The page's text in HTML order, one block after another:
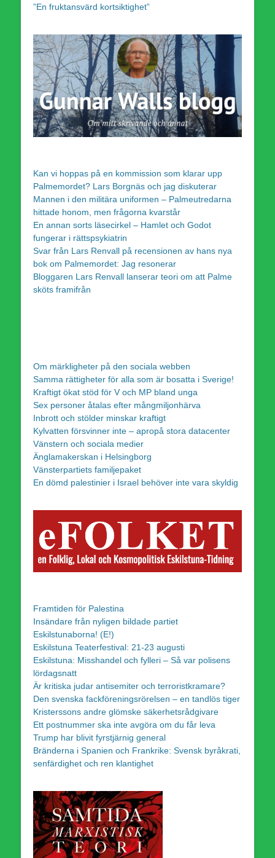
”En fruktansvärd kortsiktighet”
Kan vi hoppas på en kommission som klarar upp
Palmemordet? Lars Borgnäs och jag diskuterar
Mannen i den militära uniformen – Palmeutredarna
hittade honom, men frågorna kvarstår
En annan sorts läsecirkel – Hamlet och Godot
fungerar i rättspsykiatrin
Svar från Lars Renvall på recensionen av hans nya
bok om Palmemordet: Jag resonerar
Bloggaren Lars Renvall lanserar teori om att Palme
sköts framifrån
Om märkligheter på den sociala webben
Samma rättigheter för alla som är bosatta i Sverige!
Kraftigt ökat stöd för V och MP bland unga
Sex personer åtalas efter mångmiljonhärva
Inbrott och stölder minskar kraftigt
Kylvatten försvinner inte – apropå stora datacenter
Vänstern och sociala medier
Änglamakerskan i Helsingborg
Vänsterpartiets familjepaket
En dömd palestinier i Israel behöver inte vara skyldig
Framtiden för Palestina
Insändare från nyligen bildade partiet
Eskilstunaborna! (E!)
Eskilstuna Teaterfestival: 21-23 augusti
Eskilstuna: Misshandel och fylleri – Så var polisens
lördagsnatt
Är kritiska judar antisemiter och terroristkramare?
Den svenska fackföreningsrörelsen – en tandlös tiger
Kristerssons andre glömske säkerhetsrådgivare
Ett postnummer ska inte avgöra om du får leva
Trump har blivit fyrstjärnig general
Bränderna i Spanien och Frankrike: Svensk byråkrati,
senfärdighet och ren klantighet